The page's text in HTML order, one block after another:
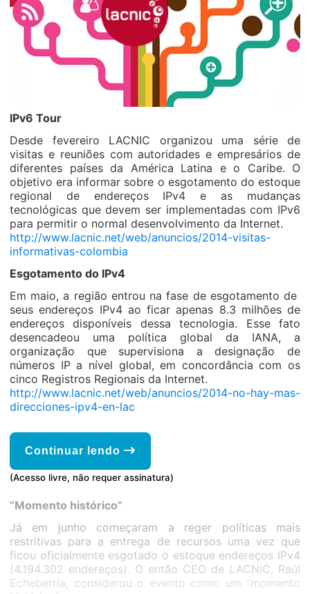
IPv6 Tour
Desde fevereiro LACNIC organizou uma série de
visitas e reuniões com autoridades e empresários de
diferentes países da América Latina e o Caribe. O
objetivo era informar sobre o esgotamento do estoque
regional de endereços IPv4 e as mudanças
tecnológicas que devem ser implementadas com IPv6
para permitir o normal desenvolvimento da Internet.
http://www.lacnic.net/web/anuncios/2014-visitas-
informativas-colombia
Esgotamento do IPv4
Em maio, a região entrou na fase de esgotamento de
seus endereços IPv4 ao ficar apenas 8.3 milhões de
endereços disponíveis dessa tecnologia. Esse fato
desencadeou uma política global da IANA, a
organização que supervisiona a designação de
números IP a nível global, em concordância com os
cinco Registros Regionais da Internet.
http://www.lacnic.net/web/anuncios/2014-no-hay-mas-
direcciones-ipv4-en-lac
Continuar lendo
(Acesso livre, não requer assinatura)
“Momento histórico”
Já em junho começaram a reger políticas mais
restritivas para a entrega de recursos uma vez que
ficou oficialmente esgotado o estoque endereços IPv4
(4.194.302 endereços). O então CEO de LACNIC, Raúl
Echeberría, considerou o evento como um “momento